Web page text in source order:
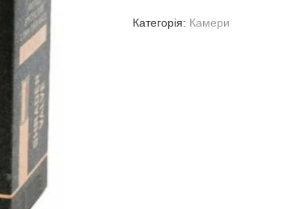
Категорія: Камери